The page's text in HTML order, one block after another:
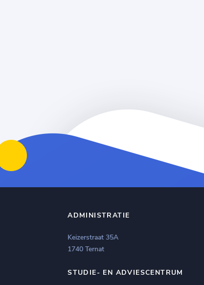
ADMINISTRATIE
Keizerstraat 35A
1740 Ternat
STUDIE- EN ADVIESCENTRUM